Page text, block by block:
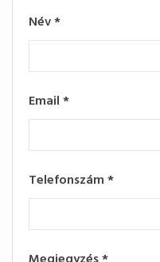
Név*
Email*
Telefonszám*